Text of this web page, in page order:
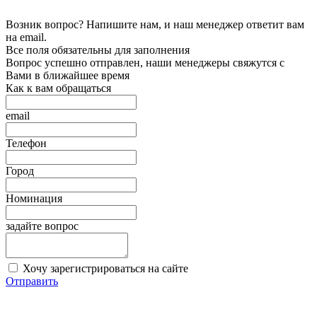
Возник вопрос? Напишите нам, и наш менеджер ответит вам
на email.
Все поля обязательны для заполнения
Вопрос успешно отправлен, наши менеджеры свяжутся с
Вами в ближайшее время
Как к вам обращаться
email
Телефон
Город
Номинация
задайте вопрос
Хочу зарегистрироваться на сайте
Отправить